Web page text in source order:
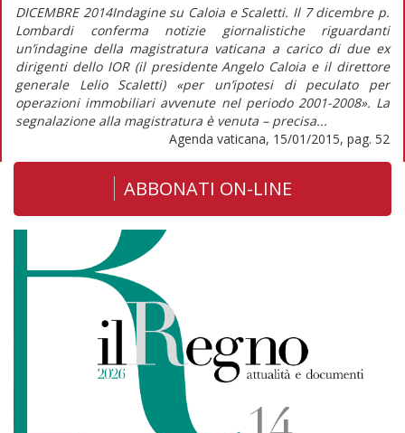
DICEMBRE 2014Indagine su Caloia e Scaletti. Il 7 dicembre p.
Lombardi conferma notizie giornalistiche riguardanti
un’indagine della magistratura vaticana a carico di due ex
dirigenti dello IOR (il presidente Angelo Caloia e il direttore
generale Lelio Scaletti) «per un’ipotesi di peculato per
operazioni immobiliari avvenute nel periodo 2001-2008». La
segnalazione alla magistratura è venuta – precisa...
Agenda vaticana, 15/01/2015, pag. 52
ABBONATI ON-LINE